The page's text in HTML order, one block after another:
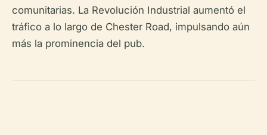
comunitarias. La Revolución Industrial aumentó el
tráfico a lo largo de Chester Road, impulsando aún
más la prominencia del pub.